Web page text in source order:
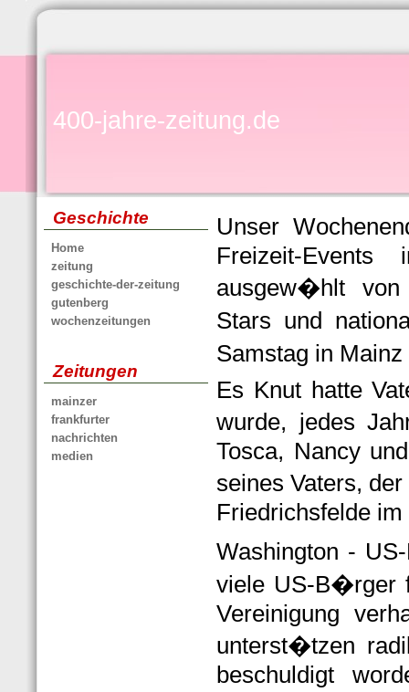
400-jahre-zeitung.de
Geschichte
Home
zeitung
geschichte-der-zeitung
gutenberg
wochenzeitungen
Zeitungen
mainzer
frankfurter
nachrichten
medien
Unser
Freizeit-
ausgew�hlt von
Stars und
Samstag in
Es Knut hatte
wurde, jedes
Tosca, Nancy
seines Vaters,
Friedrichsfelde
Washington -
viele US-B�rger
Vereinigung
unterst�tzen
beschuldigt